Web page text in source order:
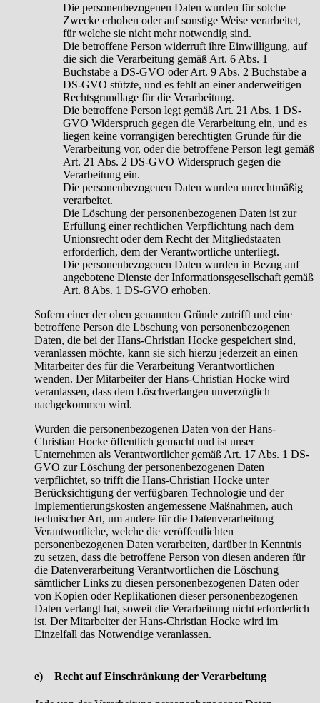
Die personenbezogenen Daten wurden für solche
Zwecke erhoben oder auf sonstige Weise verarbeitet,
für welche sie nicht mehr notwendig sind.
Die betroffene Person widerruft ihre Einwilligung, auf
die sich die Verarbeitung gemäß Art. 6 Abs. 1
Buchstabe a DS-GVO oder Art. 9 Abs. 2 Buchstabe a
DS-GVO stützte, und es fehlt an einer anderweitigen
Rechtsgrundlage für die Verarbeitung.
Die betroffene Person legt gemäß Art. 21 Abs. 1 DS-
GVO Widerspruch gegen die Verarbeitung ein, und es
liegen keine vorrangigen berechtigten Gründe für die
Verarbeitung vor, oder die betroffene Person legt gemäß
Art. 21 Abs. 2 DS-GVO Widerspruch gegen die
Verarbeitung ein.
Die personenbezogenen Daten wurden unrechtmäßig
verarbeitet.
Die Löschung der personenbezogenen Daten ist zur
Erfüllung einer rechtlichen Verpflichtung nach dem
Unionsrecht oder dem Recht der Mitgliedstaaten
erforderlich, dem der Verantwortliche unterliegt.
Die personenbezogenen Daten wurden in Bezug auf
angebotene Dienste der Informationsgesellschaft gemäß
Art. 8 Abs. 1 DS-GVO erhoben.
Sofern einer der oben genannten Gründe zutrifft und eine
betroffene Person die Löschung von personenbezogenen
Daten, die bei der Hans-Christian Hocke gespeichert sind,
veranlassen möchte, kann sie sich hierzu jederzeit an einen
Mitarbeiter des für die Verarbeitung Verantwortlichen
wenden. Der Mitarbeiter der Hans-Christian Hocke wird
veranlassen, dass dem Löschverlangen unverzüglich
nachgekommen wird.
Wurden die personenbezogenen Daten von der Hans-
Christian Hocke öffentlich gemacht und ist unser
Unternehmen als Verantwortlicher gemäß Art. 17 Abs. 1 DS-
GVO zur Löschung der personenbezogenen Daten
verpflichtet, so trifft die Hans-Christian Hocke unter
Berücksichtigung der verfügbaren Technologie und der
Implementierungskosten angemessene Maßnahmen, auch
technischer Art, um andere für die Datenverarbeitung
Verantwortliche, welche die veröffentlichten
personenbezogenen Daten verarbeiten, darüber in Kenntnis
zu setzen, dass die betroffene Person von diesen anderen für
die Datenverarbeitung Verantwortlichen die Löschung
sämtlicher Links zu diesen personenbezogenen Daten oder
von Kopien oder Replikationen dieser personenbezogenen
Daten verlangt hat, soweit die Verarbeitung nicht erforderlich
ist. Der Mitarbeiter der Hans-Christian Hocke wird im
Einzelfall das Notwendige veranlassen.
e) Recht auf Einschränkung der Verarbeitung